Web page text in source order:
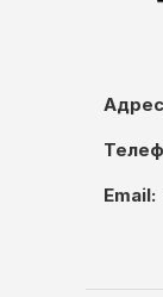
Email: